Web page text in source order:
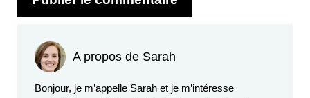
A propos de Sarah
Bonjour, je m’appelle Sarah et je m’intéresse